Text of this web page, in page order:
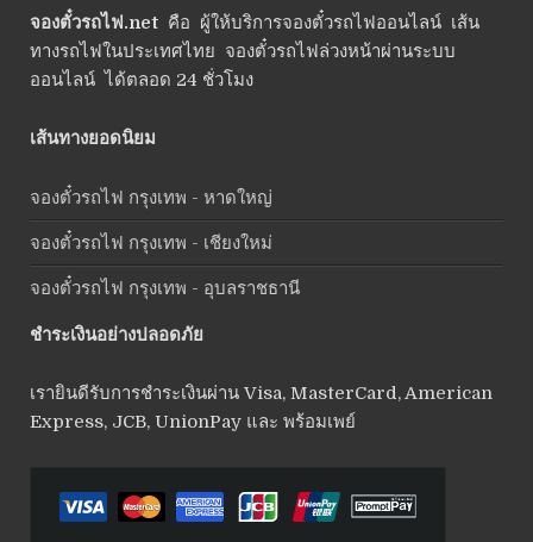
จองตั๋วรถไฟ.net คือ ผู้ให้บริการจองตั๋วรถไฟออนไลน์ เส้น
ทางรถไฟในประเทศไทย จองตั๋วรถไฟล่วงหน้าผ่านระบบ
ออนไลน์ ได้ตลอด 24 ชั่วโมง
เส้นทางยอดนิยม
จองตั๋วรถไฟ กรุงเทพ - หาดใหญ่
จองตั๋วรถไฟ กรุงเทพ - เชียงใหม่
จองตั๋วรถไฟ กรุงเทพ - อุบลราชธานี
ชำระเงินอย่างปลอดภัย
เรายินดีรับการชำระเงินผ่าน Visa, MasterCard, American
Express, JCB, UnionPay และ พร้อมเพย์